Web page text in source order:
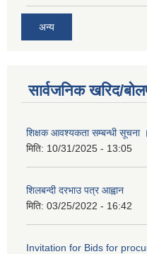
अन्य
सार्वजनिक खरिद/
शिक्षक आवश्यकता सम्बन्धी सूचना ।
मिति: 10/31/2025 - 13:05
शिलबन्दी दरभाउ पत्र आह्वान
मिति: 03/25/2022 - 16:42
Invitation for Bids for